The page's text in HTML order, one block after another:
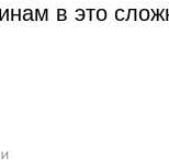
в это